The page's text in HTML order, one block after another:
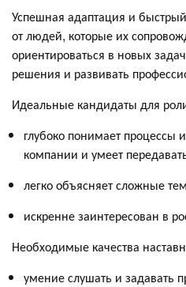
Успешная адаптация и быстрый
от людей, которые их
ориентироваться в новых
решения и развивать
Идеальные кандидаты для
глубоко понимает
компании и умеет
легко объясняет сложные
искренне заинтересован в
Необходимые качества
умение слушать и задавать